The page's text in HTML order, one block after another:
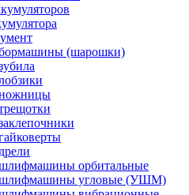
(шарошки)
орбитальные
шлифмашины угловые (УШМ)